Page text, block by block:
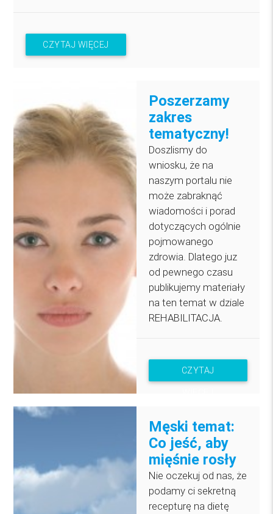
CZYTAJ WIĘCEJ
Poszerzamy
zakres
tematyczny!
Doszlismy do
wniosku, że na
naszym portalu nie
może zabraknąć
wiadomości i porad
dotyczących ogólnie
pojmowanego
zdrowia. Dlatego juz
od pewnego czasu
publikujemy materiały
na ten temat w dziale
REHABILITACJA.
CZYTAJ
Męski temat:
Co jeść, aby
mięśnie rosły
Nie oczekuj od nas, że
podamy ci sekretną
recepturę na dietę